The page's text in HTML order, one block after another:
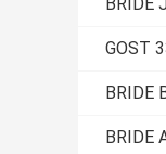
GOST
BRIDE
BRIDE